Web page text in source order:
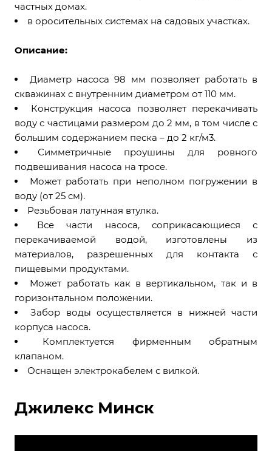
частных домах.
в оросительных системах на садовых участках.
Описание:
Диаметр насоса 98 мм позволяет работать в
скважинах с внутренним диаметром от 110 мм.
Конструкция насоса позволяет перекачивать
воду с частицами размером до 2 мм, в том числе с
большим содержанием песка – до 2 кг/м3.
Симметричные проушины для ровного
подвешивания насоса на тросе.
Может работать при неполном погружении в
воду (от 25 см).
Резьбовая латунная втулка.
Все части насоса, соприкасающиеся с
перекачиваемой водой, изготовлены из
материалов, разрешенных для контакта с
пищевыми продуктами.
Может работать как в вертикальном, так и в
горизонтальном положении.
Забор воды осуществляется в нижней части
корпуса насоса.
Комплектуется фирменным обратным
клапаном.
Оснащен электрокабелем с вилкой.
Джилекс Минск